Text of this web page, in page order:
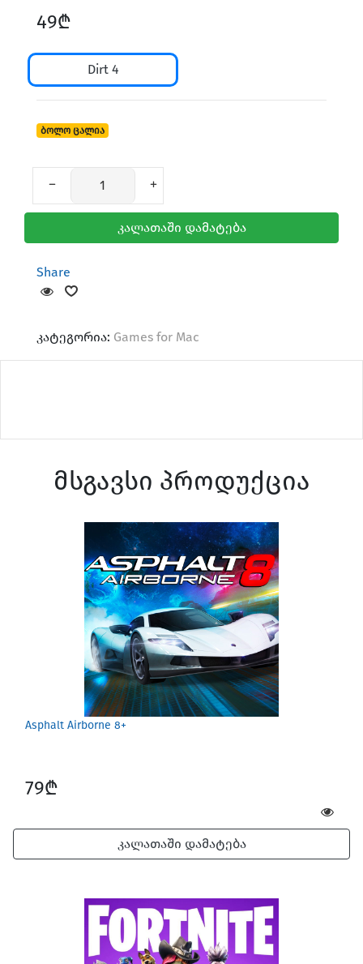
Holders & Vlog
Screen Protectors
Software
49₾
Dirt 4
ბოლო ცალია
კალათაში დამატება
Share
კატეგორია: Games for Mac
მსგავსი პროდუქცია
Asphalt Airborne 8+
79₾
კალათაში დამატება